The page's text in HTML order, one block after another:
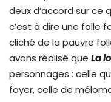
deux d’accord sur ce
c’est à dire une folle
cliché de la pauvre
avons réalisé que La
personnages : celle
foyer, celle de